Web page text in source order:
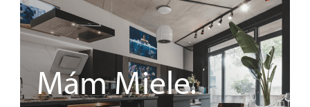
Mám Miele.